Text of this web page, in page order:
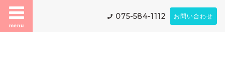
menu
075-584-1112 お問い合わせ